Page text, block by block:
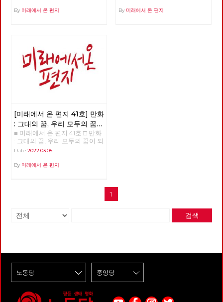
By 미래에서 온 편지 By 미래에서 온 편지
[미래에서 온 편지 41호] 만화
: 그대의 꿈, 우리 모두의 꿈이
되어
■ 미래에서 온 편지 41호 □ 만화
: 그대의 꿈, 우리 모두의 꿈이 되
어 >>>>>> 업로드 준비중
Date 2022.03.05 |
By 미래에서 온 편지
1
검색